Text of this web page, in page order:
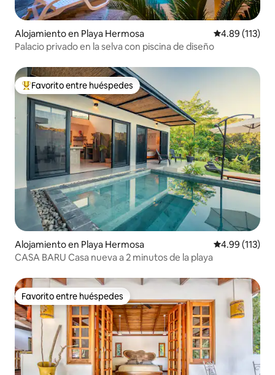
Alojamiento en Playa Hermosa Calificación
4.89 (113)
Palacio privado en la selva con piscina de diseño
Favorito entre huéspedes preferido
Favorito entre huéspedes
Alojamiento en Playa Hermosa Calificación
4.99 (113)
CASA BARU Casa nueva a 2 minutos de la playa
Favorito entre huéspedes
Favorito entre huéspedes